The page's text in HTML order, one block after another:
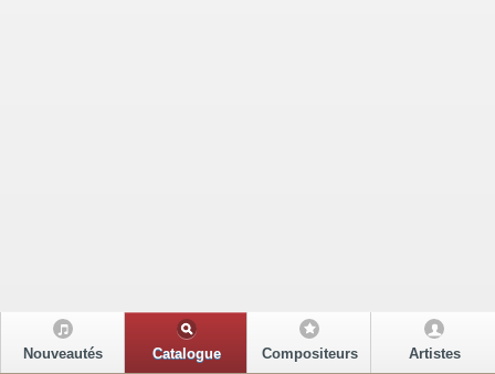
Nouveautés Catalogue Compositeurs Artistes